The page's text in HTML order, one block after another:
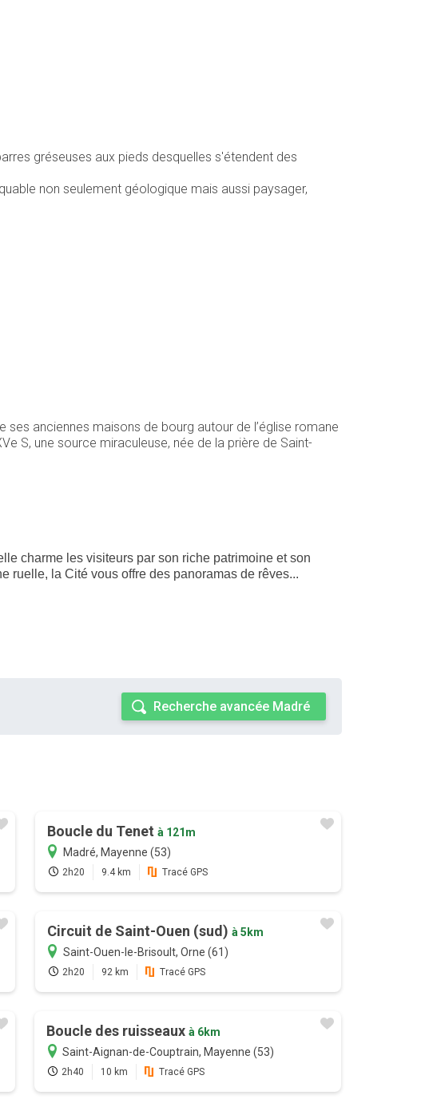
gréseuses aux pieds desquelles s'étendent des
non seulement géologique mais aussi paysager,
ses anciennes maisons de bourg autour de l’église romane
S, une source miraculeuse, née de la prière de Saint-
charme les visiteurs par son riche patrimoine et son
ruelle, la Cité vous offre des panoramas de rêves...
Recherche avancée Madré
Boucle du Tenet à 121m
Madré, Mayenne (53)
2h20 9.4 km Tracé GPS
Circuit de Saint-Ouen (sud) à 5km
Saint-Ouen-le-Brisoult, Orne (61)
2h20 92 km Tracé GPS
Boucle des ruisseauxà 6km
Saint-Aignan-de-Couptrain, Mayenne (53)
2h40 10 km Tracé GPS